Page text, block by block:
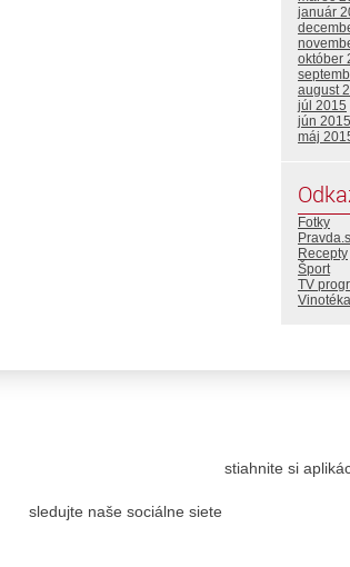
január
október
august
júl 2015
jún 2015
máj
Fotky
Recepty
Šport
TV
Vinotéka
sledujte naše sociálne siete
stiahnite si